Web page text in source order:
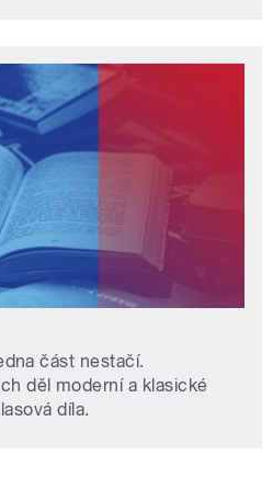
část nestačí.
děl moderní a klasické
díla.